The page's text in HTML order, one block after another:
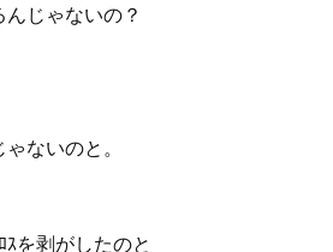
じゃないの？
ないのと。
を剥がしたのと